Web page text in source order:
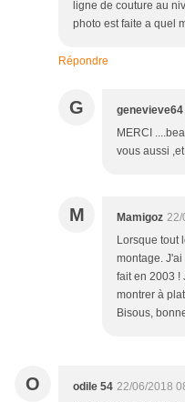
ligne de couture au
photo est faite a quel
Répondre
G genevieve64
MERCI
vous aussi
M Mamigoz 22/
Lorsque tout
montage.
fait en 2003 !
montrer à
Bisous,
O odile 54 22/06/2018